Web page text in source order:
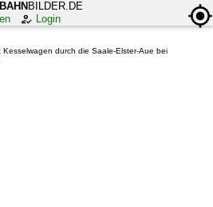
BAHN BILDER.DE
Login
durch die Saale-Elster-Aue bei